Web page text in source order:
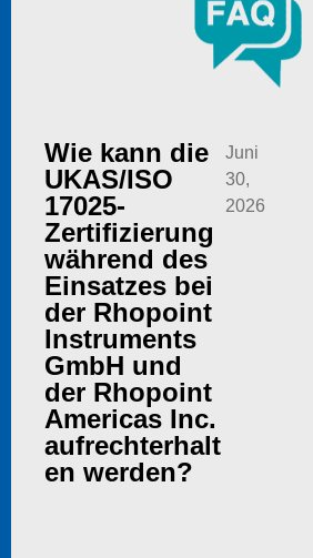
Wie kann die
UKAS/ISO
17025-
Zertifizierung
während des
Einsatzes bei
der Rhopoint
Instruments
GmbH und
der Rhopoint
Americas Inc.
aufrechterhalt
en werden?
Juni
30,
2026